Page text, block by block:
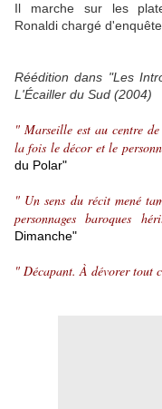
Il marche sur les
Ronaldi chargé
Réédition dans "Les
L'Écailler du Sud (2004)
" Marseille est au centre
la fois le décor et le
du Polar"
" Un sens du récit mené
personnages baroques
Dimanche"
" Décapant. À dévorer tout